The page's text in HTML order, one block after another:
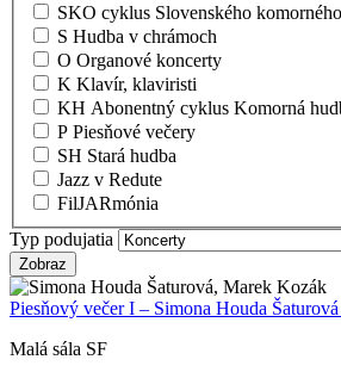
SKO cyklus Slovenského
S Hudba v chrámoch
O Organové koncerty
K Klavír, klaviristi
KH Abonentný cyklus Komorná
P Piesňové večery
SH Stará hudba
Jazz v Redute
FilJARmónia
Typ podujatia
Piesňový večer I – Simona Houda
Malá sála SF